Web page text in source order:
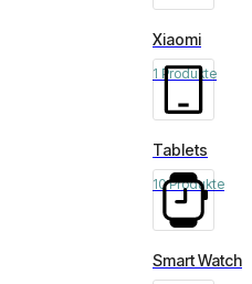
Xiaomi
1 Produkte
Tablets
10 Produkte
Smart Watch